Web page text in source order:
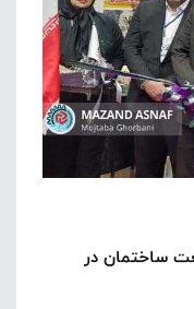
ساختمان در